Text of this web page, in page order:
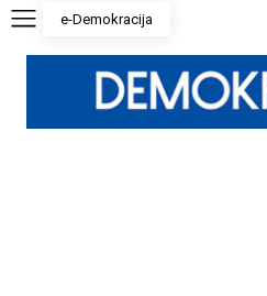
e-Demokracija